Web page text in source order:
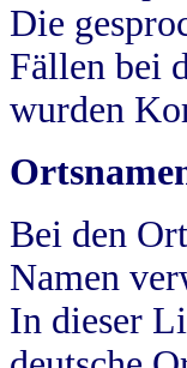
Die
Fällen bei
wurden
Bei den
Namen
In dieser